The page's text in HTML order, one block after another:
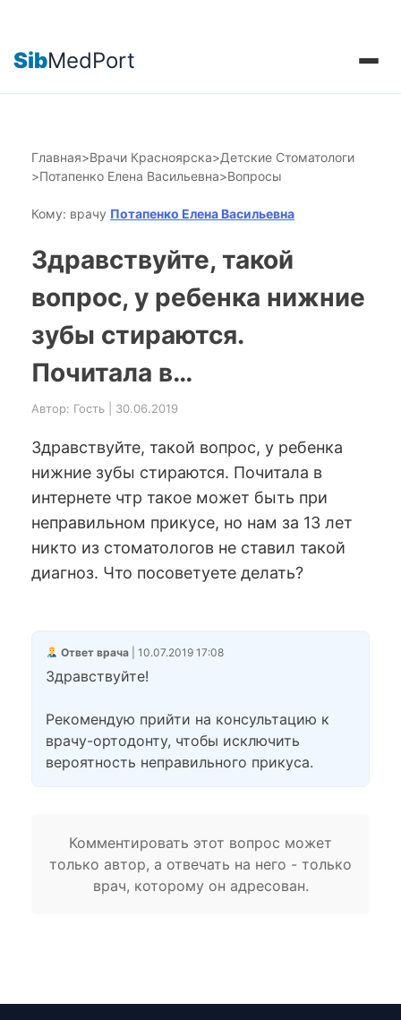
SibMedPort
Главная>Врачи Красноярска>Детские Стоматологи
>Потапенко Елена Васильевна>Вопросы
Кому: врачу Потапенко Елена Васильевна
Здравствуйте, такой
вопрос, у ребенка нижние
зубы стираются.
Почитала в…
Автор: Гость | 30.06.2019
Здравствуйте, такой вопрос, у ребенка
нижние зубы стираются. Почитала в
интернете чтр такое может быть при
неправильном прикусе, но нам за 13 лет
никто из стоматологов не ставил такой
диагноз. Что посоветуете делать?
Ответ врача| 10.07.2019 17:08
Здравствуйте!
Рекомендую прийти на консультацию к
врачу-ортодонту, чтобы исключить
вероятность неправильного прикуса.
Комментировать этот вопрос может
только автор, а отвечать на него - только
врач, которому он адресован.